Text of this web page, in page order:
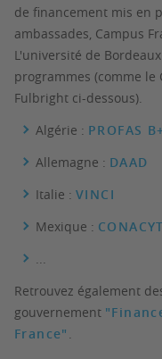
de financement mis en
ambassades, Campus
L'université de
programmes (comme le
Fulbright ci-dessous).
Algérie : PROFAS
Allemagne : DAAD
Italie : VINCI
Mexique : CONACYT
...
Retrouvez également
gouvernement
France" .